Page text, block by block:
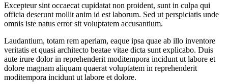
Excepteur sint occaecat cupidatat non proident, sunt in culpa qui
officia deserunt mollit anim id est laborum. Sed ut perspiciatis unde
omnis iste natus error sit voluptatem accusantium.
Laudantium, totam rem aperiam, eaque ipsa quae ab illo inventore
veritatis et quasi architecto beatae vitae dicta sunt explicabo. Duis
aute irure dolor in reprehenderit moditempora incidunt ut labore et
dolore magnam aliquam quaerat voluptatem in reprehenderit
moditempora incidunt ut labore et dolore.